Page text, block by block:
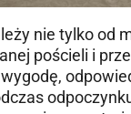
nie tylko od
pościeli i